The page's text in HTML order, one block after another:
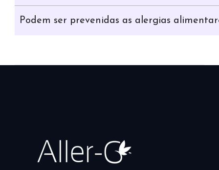
Podem ser prevenidas as alergias